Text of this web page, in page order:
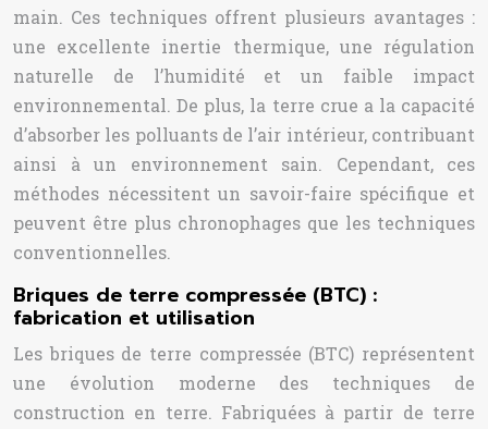
main. Ces techniques offrent plusieurs avantages :
une excellente inertie thermique, une régulation
naturelle de l’humidité et un faible impact
environnemental. De plus, la terre crue a la capacité
d’absorber les polluants de l’air intérieur, contribuant
ainsi à un environnement sain. Cependant, ces
méthodes nécessitent un savoir-faire spécifique et
peuvent être plus chronophages que les techniques
conventionnelles.
Briques de terre compressée (BTC) :
fabrication et utilisation
Les briques de terre compressée (BTC) représentent
une évolution moderne des techniques de
construction en terre. Fabriquées à partir de terre